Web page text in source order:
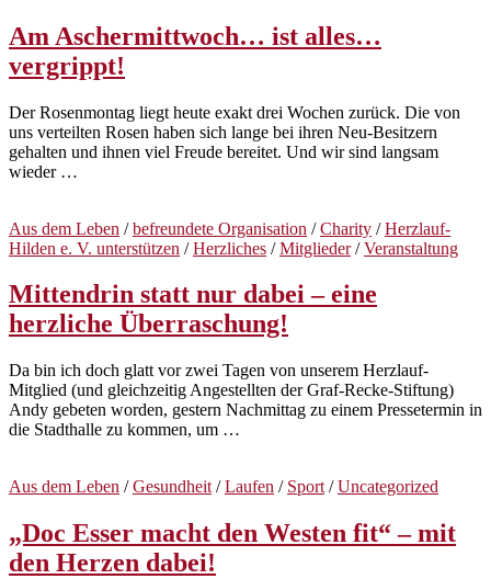
Am Aschermittwoch… ist alles…
vergrippt!
Der Rosenmontag liegt heute exakt drei Wochen zurück. Die von
uns verteilten Rosen haben sich lange bei ihren Neu-Besitzern
gehalten und ihnen viel Freude bereitet. Und wir sind langsam
wieder …
Aus dem Leben /befreundete Organisation /Charity /Herzlauf-
Hilden e. V. unterstützen /Herzliches /Mitglieder/Veranstaltung
Mittendrin statt nur dabei – eine
herzliche Überraschung!
Da bin ich doch glatt vor zwei Tagen von unserem Herzlauf-
Mitglied (und gleichzeitig Angestellten der Graf-Recke-Stiftung)
Andy gebeten worden, gestern Nachmittag zu einem Pressetermin in
die Stadthalle zu kommen, um …
Aus dem Leben /Gesundheit /Laufen / Sport /Uncategorized
„Doc Esser macht den Westen fit“ – mit
den Herzen dabei!